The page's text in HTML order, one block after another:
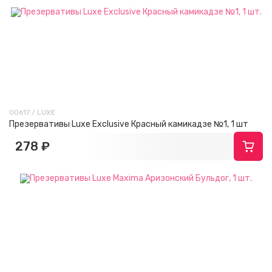
00617 / LUXE
Презервативы Luxe Exclusive Красный камикадзе №1, 1 шт
278 ₽